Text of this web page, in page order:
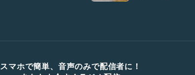
スマホで簡単、音声のみで配信者に！